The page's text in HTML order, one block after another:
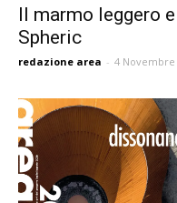
Il marmo leggero
Spheric
redazione area - 4 Novembre